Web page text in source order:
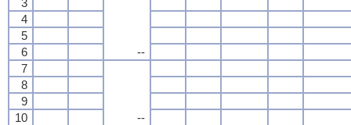
--
4
5
6
7
--
8
9
10